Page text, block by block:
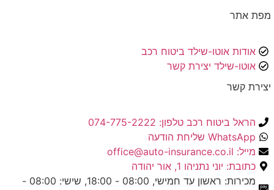
מפת אתר
אודות אוטו-שילד ביטוח רכב
אוטו-שילד יצירת קשר
יצירת קשר
הראל ביטוח רכב טלפון: 074-775-2222
WhatsApp שליחת הודעה
מייל: office@auto-insurance.co.il
כתובת: יוני נתניהו 1, אור יהודה
מכירות: ראשון עד חמישי, 08:00 - 18:00, שישי: 08:00 -